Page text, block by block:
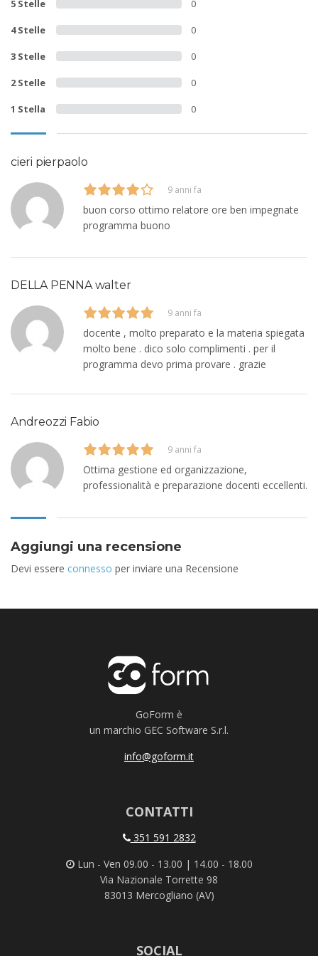
5 Stelle 0
4 Stelle 0
3 Stelle 0
2 Stelle 0
1 Stella 0
cieri pierpaolo
9 anni fa
buon corso ottimo relatore ore ben impegnate
programma buono
DELLA PENNA walter
9 anni fa
docente , molto preparato e la materia spiegata
molto bene . dico solo complimenti . per il
programma devo prima provare . grazie
Andreozzi Fabio
9 anni fa
Ottima gestione ed organizzazione,
professionalità e preparazione docenti eccellenti.
Aggiungi una recensione
Devi essere connesso per inviare una Recensione
GoForm è
un marchio GEC Software S.r.l.
info@goform.it
CONTATTI
351 591 2832
Lun - Ven 09.00 - 13.00 | 14.00 - 18.00
Via Nazionale Torrette 98
83013 Mercogliano (AV)
SOCIAL